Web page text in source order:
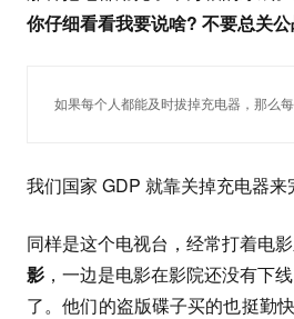
你仔细看看我要说啥? 不要总关
如果每个人都能及时拔掉充电器，那么
我们国家 GDP 就靠关掉充电器来
同样是这个电视台，经常打着电
影 ，一边是电影在影院还没有下
了。他们的盗版碟子买的也挺勤